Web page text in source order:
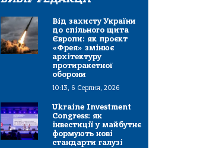
Від захисту України
до спільного щита
Європи: як проєкт
«Фрея» змінює
архітектуру
протиракетної
оборони
10:13, 6 Серпня, 2026
Ukraine Investment
Congress: як
інвестиції у майбутнє
формують нові
стандарти галузі